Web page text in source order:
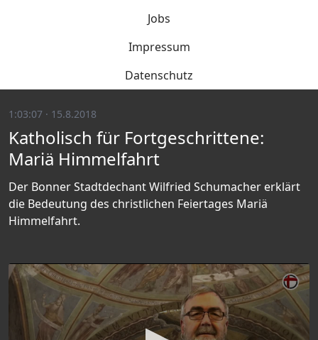
Jobs
Impressum
Datenschutz
1:03:07 · 15.8.2018
Katholisch für Fortgeschrittene:
Mariä Himmelfahrt
Der Bonner Stadtdechant Wilfried Schumacher erklärt
die Bedeutung des christlichen Feiertages Mariä
Himmelfahrt.